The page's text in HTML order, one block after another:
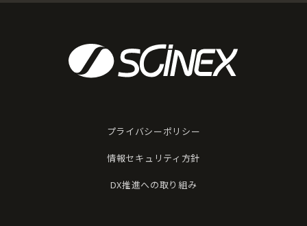
プライバシーポリシー
情報セキュリティ方針
DX推進への取り組み